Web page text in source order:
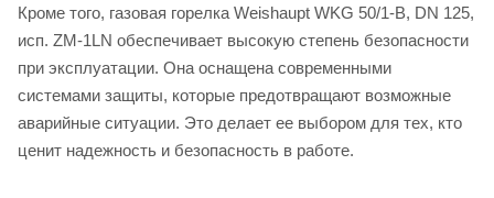
Кроме того, газовая горелка Weishaupt WKG 50/1-B, DN 125,
исп. ZM-1LN обеспечивает высокую степень безопасности
при эксплуатации. Она оснащена современными
системами защиты, которые предотвращают возможные
аварийные ситуации. Это делает ее выбором для тех, кто
ценит надежность и безопасность в работе.